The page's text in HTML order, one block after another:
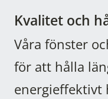
Kvalitet och
Våra fönster
för att hålla
energieffektivt